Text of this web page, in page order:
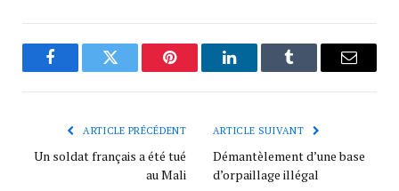
FacebookTwitter Pinterest LinkedInTumblr
ARTICLE PRÉCÉDENT
Un soldat français a été tué
au Mali
ARTICLE SUIVANT
Démantèlement d’une base
d’orpaillage illégal